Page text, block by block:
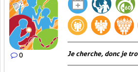
0 Je cherche, donc je